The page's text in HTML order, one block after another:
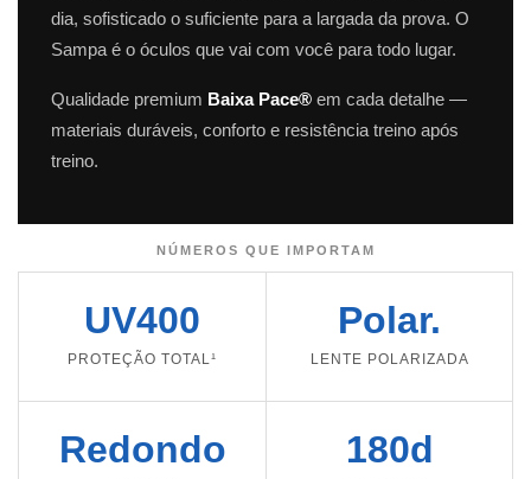
dia, sofisticado o suficiente para a largada da prova. O
Sampa é o óculos que vai com você para todo lugar.
Qualidade premium Baixa Pace® em cada detalhe —
materiais duráveis, conforto e resistência treino após
treino.
NÚMEROS QUE IMPORTAM
UV400
PROTEÇÃO TOTAL¹
Polar.
LENTE POLARIZADA
Redondo 180d